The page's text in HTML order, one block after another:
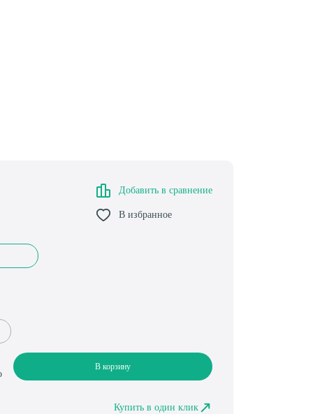
Добавить в сравнение
В избранное
В корзину
Купить в один клик